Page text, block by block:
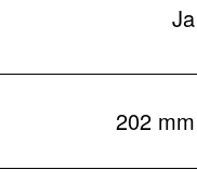
Ja
202 mm